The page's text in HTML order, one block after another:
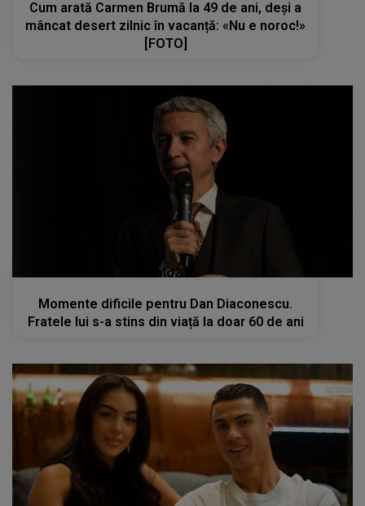
Cum arată Carmen Brumă la 49 de ani, deși a
mâncat desert zilnic în vacanță: «Nu e noroc!»
[FOTO]
kanald2.ro
Momente dificile pentru Dan Diaconescu.
Fratele lui s-a stins din viață la doar 60 de ani